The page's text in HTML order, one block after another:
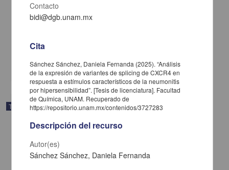
mujeres víctimas de violencia de género
Ciencias Sociales y Económicas,Medicina y Ciencias de la Salud
Trabajo de grado
Contacto
bidi@dgb.unam.mx
Cita
Sánchez Sánchez, Daniela Fernanda (2025). “Análisis
de la expresión de variantes de splicing de CXCR4 en
respuesta a estímulos característicos de la neumonitis
por hipersensibilidad”. [Tesis de licenciatura]. Facultad
de Química, UNAM. Recuperado de
https://repositorio.unam.mx/contenidos/3727283
Descripción del recurso
Autor(es)
Sánchez Sánchez, Daniela Fernanda